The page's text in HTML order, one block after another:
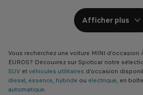
Afficher plus
Vous recherchez une voiture MINI d’occasion
EUROS? Découvrez sur Spoticar notre
SUV etvéhicules utilitaires d'occasion
diesel, essence, hybride ou électrique, en boîte
automatique.